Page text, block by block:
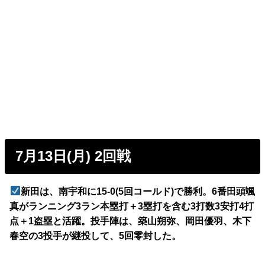
7月13日(月) 2回戦
新田は、南宇和に15-0(5回コールド)で勝利。6番田頭颯
真がランニング3ラン本塁打＋3塁打を含む3打数3安打4打
点＋1盗塁と活躍。投手陣は、築山朔弥、岡田優羽、木下
春空の3投手が継投して、5回零封した。